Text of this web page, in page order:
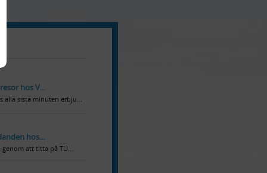
hos V...
alla sista minuten erbju...
hos...
att titta på TU...